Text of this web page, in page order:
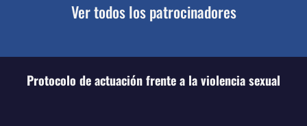
Ver todos los patrocinadores
Protocolo de actuación frente a la violencia sexual